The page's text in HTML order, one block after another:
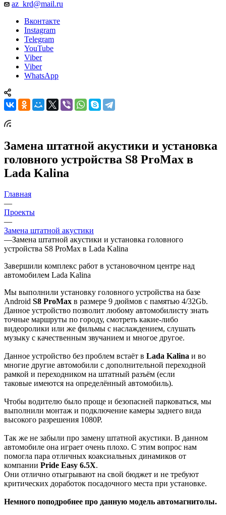
az_krd@mail.ru
Вконтакте
Instagram
Telegram
YouTube
Viber
Viber
WhatsApp
Замена штатной акустики и установка
головного устройства S8 ProMax в
Lada Kalina
Главная
—
Проекты
—
Замена штатной акустики
—Замена штатной акустики и установка головного
устройства S8 ProMax в Lada Kalina
Завершили комплекс работ в установочном центре над
автомобилем Lada Kalina
Мы выполнили установку головного устройства на базе
Android S8 ProMax в размере 9 дюймов с памятью 4/32Gb.
Данное устройство позволит любому автомобилисту знать
точные маршруты по городу, смотреть какие-либо
видеоролики или же фильмы с наслаждением, слушать
музыку с качественным звучанием и многое другое.
Данное устройство без проблем встаёт в Lada Kalina и во
многие другие автомобили с дополнительной переходной
рамкой и переходником на штатный разъём (если
таковые имеются на определённый автомобиль).
Чтобы водителю было проще и безопасней парковаться, мы
выполнили монтаж и подключение камеры заднего вида
высокого разрешения 1080P.
Так же не забыли про замену штатной акустики. В данном
автомобиле она играет очень плохо. С этим вопрос нам
помогла пара отличных коаксиальных динамиков от
компании Pride Easy 6.5X.
Они отлично отыгрывают на свой бюджет и не требуют
критических доработок посадочного места при установке.
Немного поподробнее про данную модель автомагнитолы.